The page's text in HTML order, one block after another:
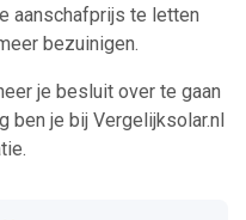
aanschafprijs te letten
bezuinigen.
je besluit over te gaan
ben je bij Vergelijksolar.nl